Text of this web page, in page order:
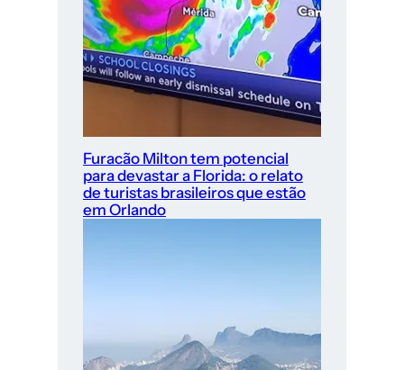
Furacão Milton tem potencial
para devastar a Florida: o relato
de turistas brasileiros que estão
em Orlando